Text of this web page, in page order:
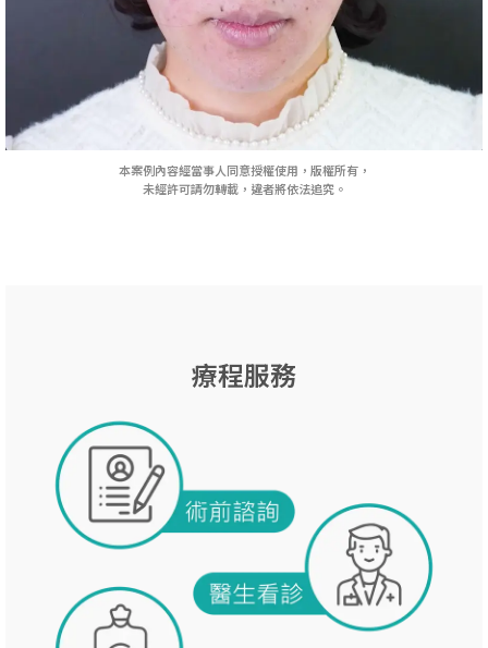
本案例內容經當事人同意授權使用，版權所有，
未經許可請勿轉載，違者將依法追究。
療程服務